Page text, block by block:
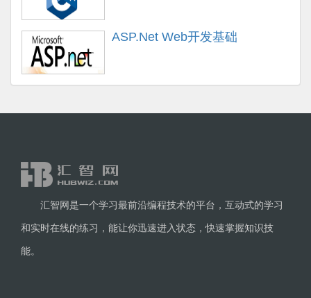
ASP.Net Web开发基础
汇智网是一个学习最前沿编程技术的平台，互动式的学习
和实时在线的练习，能让你迅速进入状态，快速掌握知识技
能。